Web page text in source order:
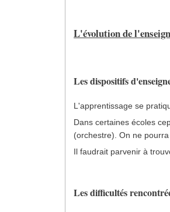
L'évolution de
Les dispositifs
L'apprentissage se
Dans certaines écoles
(orchestre). On ne
Il faudrait parvenir à
Les difficultés